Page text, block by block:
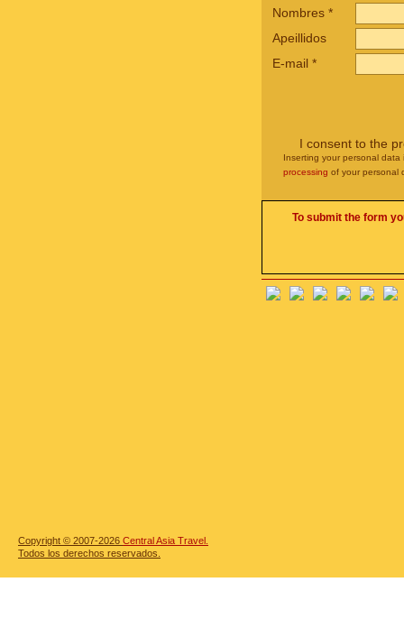
Nombres *
Apeillidos
E-mail *
I consent to the
Inserting your personal
processing of your personal
To submit the form
Copyright © 2007-2026 Central Asia Travel.
Todos los derechos reservados.